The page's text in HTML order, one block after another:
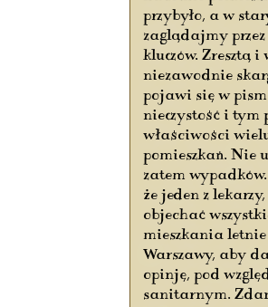
przybyło, a w
zaglądajmy
kluczów. Zresztą i
niezawodnie
pojawi się w
nieczystość i tym
właściwości
pomieszkań. Nie
zatem wypadków.
że jeden z
objechać
mieszkania
Warszawy, aby
opinję, pod
sanitarnym.